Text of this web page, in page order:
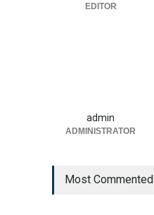
EDITOR
admin
ADMINISTRATOR
Most Commented